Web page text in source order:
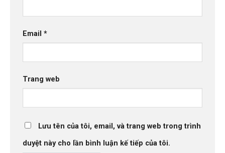
Email *
Trang web
Lưu tên của tôi, email, và trang web trong trình
duyệt này cho lần bình luận kế tiếp của tôi.